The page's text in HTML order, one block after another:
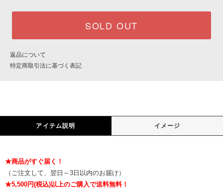
SOLD OUT
返品について
特定商取引法に基づく表記
アイテム説明 イメージ
★商品がすぐ届く！
（ご注文して、翌日～3日以内のお届け）
★5,500円(税込)以上のご購入で送料無料！